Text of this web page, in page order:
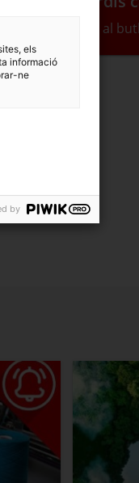
Subscriu-te al
els
informació
ne
by